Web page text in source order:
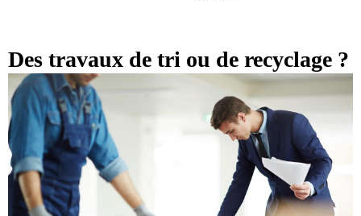
Des travaux de tri ou de recyclage ?